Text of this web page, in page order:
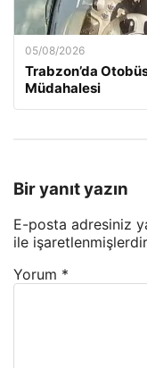
05/08/2026
Trabzon’da
Müdahalesi
Bir yanıt yazın
E-posta adresiniz
ile işaretlenmişlerdir
Yorum *